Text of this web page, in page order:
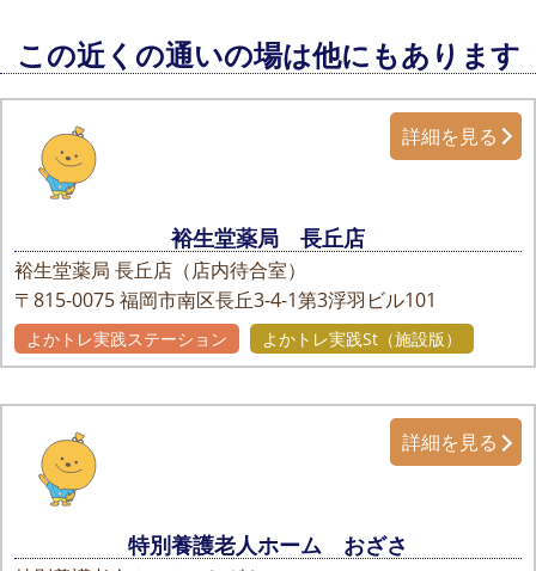
この近くの通いの場は他にもあります
裕生堂薬局 長丘店
裕生堂薬局 長丘店（店内待合室）
〒815-0075福岡市南区長丘3-4-1第3浮羽ビル101
詳細を見る
よかトレ実践ステーション よかトレ実践St（施設版）
特別養護老人ホーム おざさ
詳細を見る